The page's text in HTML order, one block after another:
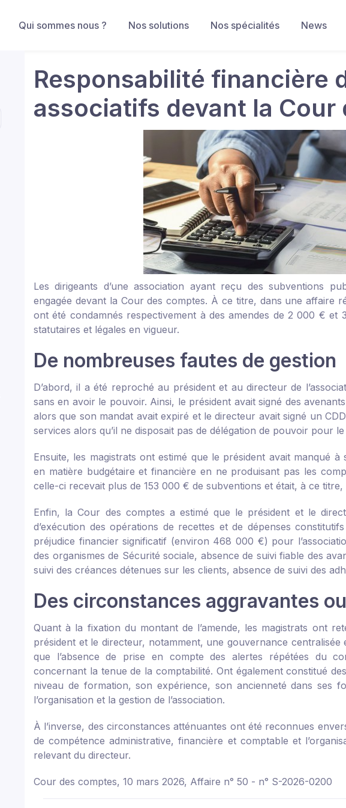
Qui sommes nous ? Nos solutions Nos spécialités News
Responsabilité financière
associatifs devant la Cour
Les dirigeants d’une association ayant reçu des subventions
engagée devant la Cour des comptes. À ce titre, dans une affaire
ont été condamnés respectivement à des amendes de 2 000 €
statutaires et légales en vigueur.
De nombreuses fautes de gestion
D’abord, il a été reproché au président et au directeur de
sans en avoir le pouvoir. Ainsi, le président avait signé des
alors que son mandat avait expiré et le directeur avait signé un
services alors qu’il ne disposait pas de délégation de pouvoir pour
Ensuite, les magistrats ont estimé que le président avait manqué
en matière budgétaire et financière en ne produisant pas les
celle-ci recevait plus de 153 000 € de subventions et était, à ce
Enfin, la Cour des comptes a estimé que le président et le
d’exécution des opérations de recettes et de dépenses
préjudice financier significatif (environ 468 000 €) pour
des organismes de Sécurité sociale, absence de suivi fiable des
suivi des créances détenues sur les clients, absence de suivi des
Des circonstances aggravantes
Quant à la fixation du montant de l’amende, les magistrats ont
président et le directeur, notamment, une gouvernance centralisée
que l’absence de prise en compte des alertes répétées du
concernant la tenue de la comptabilité. Ont également constitué
niveau de formation, son expérience, son ancienneté dans ses
l’organisation et la gestion de l’association.
À l’inverse, des circonstances atténuantes ont été reconnues
de compétence administrative, financière et comptable et
relevant du directeur.
Cour des comptes, 10 mars 2026, Affaire n° 50 - n° S-2026-0200